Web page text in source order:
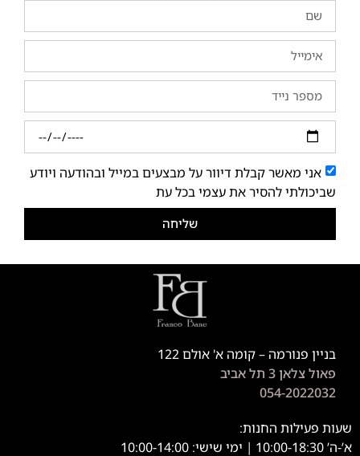
אני מאשר קבלת דיוור על מבצעים במייל ובהודעה ויודע
שביכולתי להסיר את עצמי בכל עת
שליחה
בניין פנורמה – קומה א' אולם 122
פאול צלאן 3 תל אביב
054-2022032
שעות פעילות החנות:
א’-ה’ 10:00-18:30 | ימי שישי: 10:00-14:00